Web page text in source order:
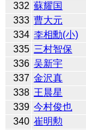
332 蘇耀国
333 曹大元
334 李相勳(小)
335 三村智保
336 吴新宇
337 金沢真
338 王晨星
339 今村俊也
340 崔明勲